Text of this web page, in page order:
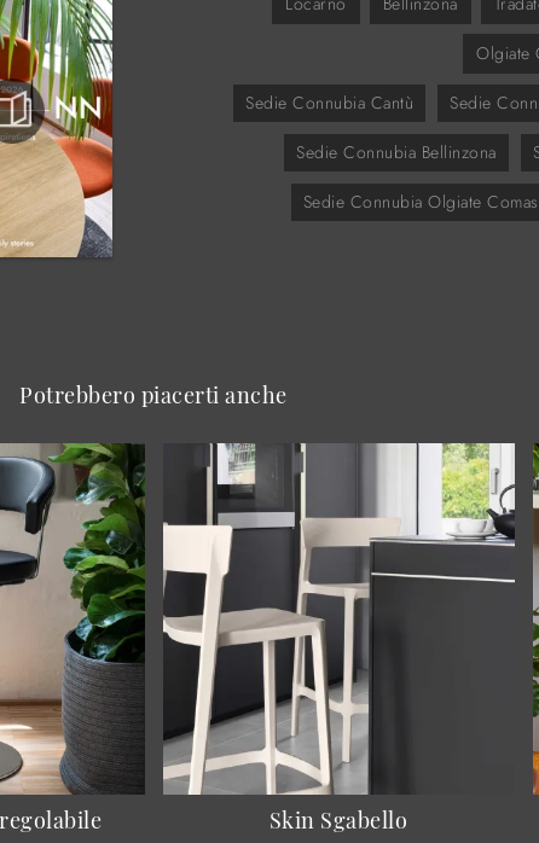
Olgiate
Sedie Connubia Cantù Sedie
Sedie Connubia Bellinzona
Sedie Connubia Olgiate
Potrebbero piacerti anche
Skin Sgabello